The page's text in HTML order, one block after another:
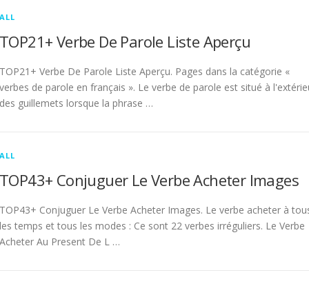
ALL
TOP21+ Verbe De Parole Liste Aperçu
TOP21+ Verbe De Parole Liste Aperçu. Pages dans la catégorie «
verbes de parole en français ». Le verbe de parole est situé à
des guillemets lorsque la phrase …
ALL
TOP43+ Conjuguer Le Verbe Acheter Images
TOP43+ Conjuguer Le Verbe Acheter Images. Le verbe acheter à
les temps et tous les modes : Ce sont 22 verbes irréguliers. Le Verbe
Acheter Au Present De L …